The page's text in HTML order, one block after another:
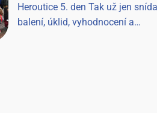
Heroutice 5. den Tak už jen
balení, úklid, vyhodnocení a